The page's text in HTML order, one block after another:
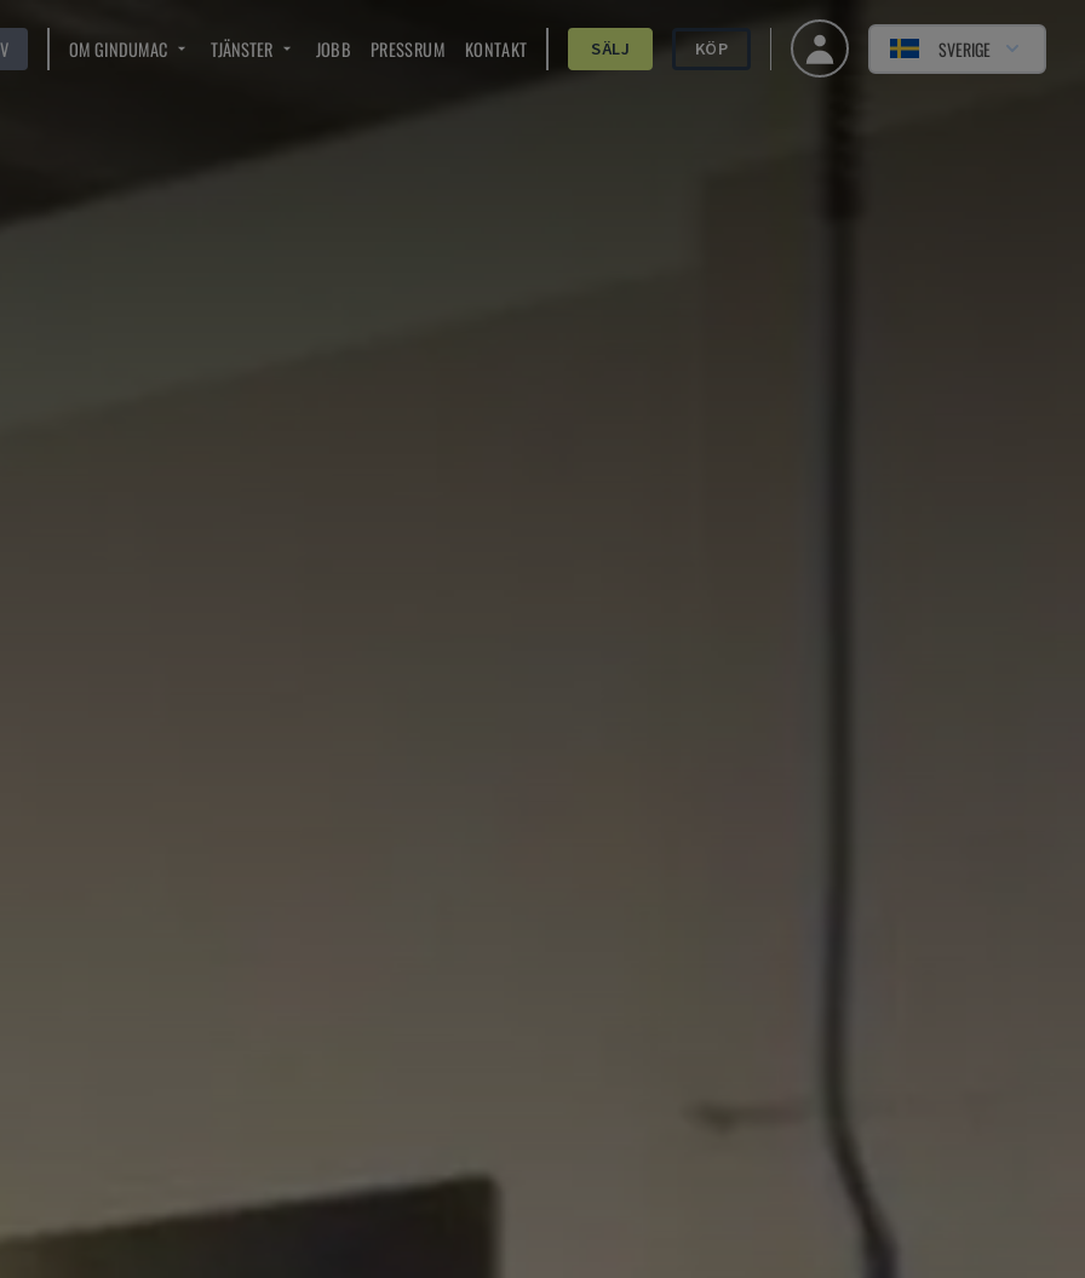
OM GINDUMAC TJÄNSTER JOBB PRESSRUM KONTAKT SÄLJ KÖP SVERIGE